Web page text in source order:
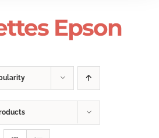
Epson